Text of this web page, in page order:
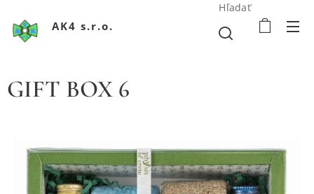
AK4 s.r.o.
Hľadať
GIFT BOX 6